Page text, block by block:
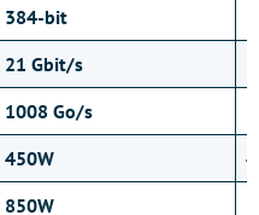
384-bit
21 Gbit/s
1008 Go/s
450W
850W